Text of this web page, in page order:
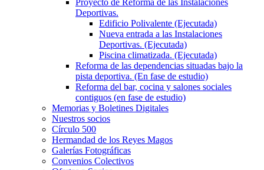
Deportivas.
Edificio Polivalente (Ejecutada)
Nueva entrada a las Instalaciones
Deportivas. (Ejecutada)
Piscina climatizada. (Ejecutada)
Reforma de las dependencias situadas bajo la
pista deportiva. (En fase de estudio)
Reforma del bar, cocina y salones sociales
contiguos (en fase de estudio)
Memorias y Boletines Digitales
Nuestros socios
Círculo 500
Hermandad de los Reyes Magos
Galerías Fotográficas
Convenios Colectivos